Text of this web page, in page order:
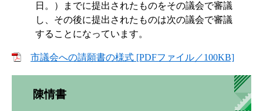
日。）までに提出されたものをその議会で審議
し、その後に提出されたものは次の議会で審議
することになっています。
市議会への請願書の様式 [PDFファイル／100KB]
陳情書